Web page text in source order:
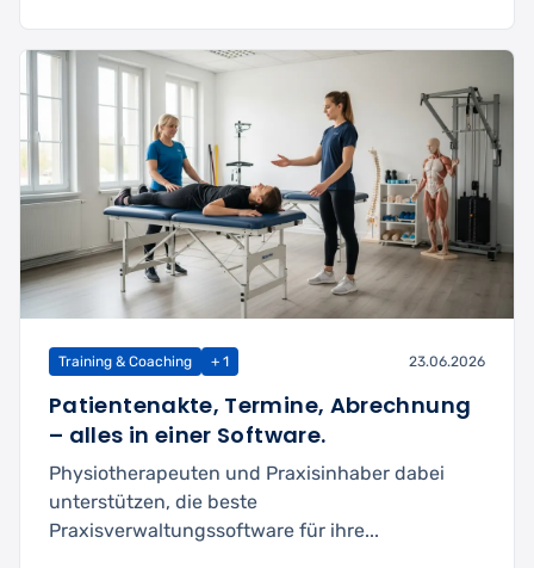
Training & Coaching + 1 23.06.2026
Patientenakte, Termine, Abrechnung
– alles in einer Software.
Physiotherapeuten und Praxisinhaber dabei
unterstützen, die beste
Praxisverwaltungssoftware für ihre...